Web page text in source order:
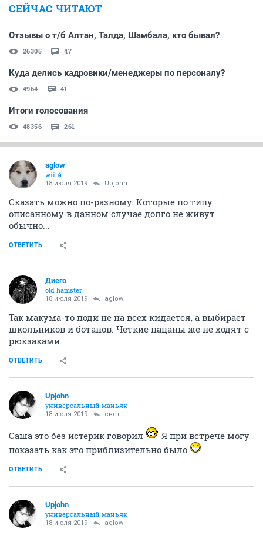
СЕЙЧАС ЧИТАЮТ
Отзывы о т/б Алтан, Талда, Шамбала, кто бывал?
26305 47
Куда делись кадровики/менеджеры по персоналу?
4964 41
Итоги голосования
48356 261
aglow
wii-й
18 июля 2019 Upjohn
Сказать можно по-разному. Которые по типу
описанному в данном случае долго не живут
обычно...
ОТВЕТИТЬ
Диего
old hamster
18 июля 2019 aglow
Так макума-то поди не на всех кидается, а выбирает
школьников и ботанов. Четкие пацаны же не ходят с
рюкзаками.
ОТВЕТИТЬ
Upjohn
универсальный маньяк
18 июля 2019 свет
Саша это без истерик говорил
Я при встрече могу
показать как это приблизительно было
ОТВЕТИТЬ
Upjohn
универсальный маньяк
18 июля 2019 aglow